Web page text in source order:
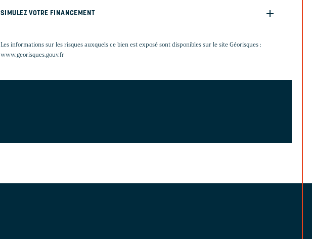
SIMULEZ VOTRE FINANCEMENT
Les informations sur les risques auxquels ce bien est exposé sont disponibles sur le site Géorisques :
www.georisques.gouv.fr